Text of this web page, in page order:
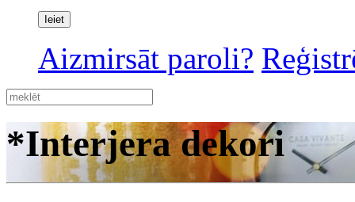
Aizmirsāt paroli?
*Interjera dekori